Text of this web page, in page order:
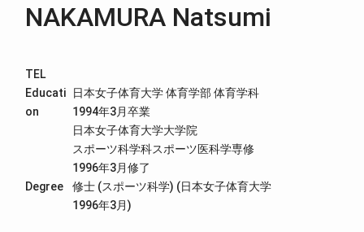
NAKAMURA Natsumi
TEL
Educati
on
日本女子体育大学 体育学部 体育学科
1994年3月卒業
日本女子体育大学大学院
スポーツ科学科スポーツ医科学専修
1996年3月修了
Degree
修士 (スポーツ科学) (日本女子体育大学
1996年3月)